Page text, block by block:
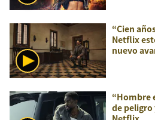
“Cien
Netflix
nuevo
“Hombre
de peligro